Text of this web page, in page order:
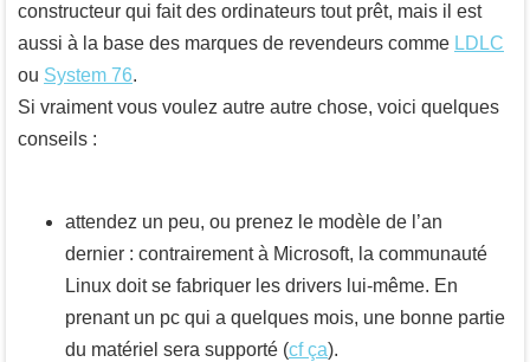
constructeur qui fait des ordinateurs tout prêt, mais il est
aussi à la base des marques de revendeurs comme LDLC
ou System 76.
Si vraiment vous voulez autre autre chose, voici quelques
conseils :
attendez un peu, ou prenez le modèle de l’an
dernier : contrairement à Microsoft, la communauté
Linux doit se fabriquer les drivers lui-même. En
prenant un pc qui a quelques mois, une bonne partie
du matériel sera supporté (cf ça).